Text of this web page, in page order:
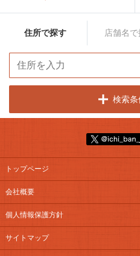
住所で探す 店舗名で
検索条
トップページ
会社概要
個人情報保護方針
サイトマップ